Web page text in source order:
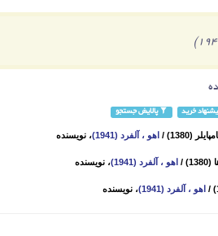
خرید پالایش جستجو
(1380)
/ اهو ، آلفرد (1941) ، نویسنده
/ اهو ، آلفرد (1941) ، نویسنده
/ اهو ، آلفرد (1941) ، نویسنده